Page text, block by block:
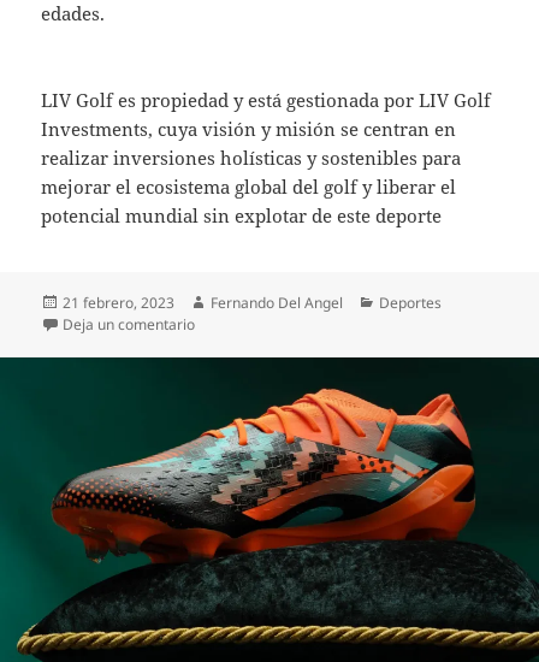
edades.
LIV Golf es propiedad y está gestionada por LIV Golf
Investments, cuya visión y misión se centran en
realizar inversiones holísticas y sostenibles para
mejorar el ecosistema global del golf y liberar el
potencial mundial sin explotar de este deporte
Publicado
el
21 febrero, 2023 Autor
Fernando Del Angel Categorías
Deportes
Deja un comentarioen LIV GOLF DA A CONOCER LAS LISTAS DE SUS